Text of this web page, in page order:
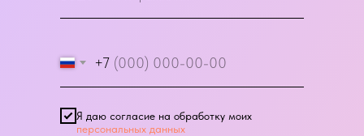
+7
Я даю согласие на обработку моих
персональных данных